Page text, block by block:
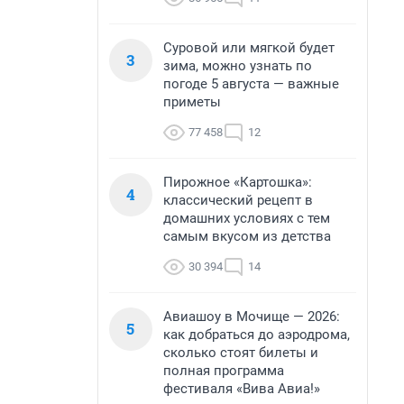
3
Суровой или мягкой будет
зима, можно узнать по
погоде 5 августа — важные
приметы
77 458 12
4
Пирожное «Картошка»:
классический рецепт в
домашних условиях с тем
самым вкусом из детства
30 394 14
5
Авиашоу в Мочище — 2026:
как добраться до аэродрома,
сколько стоят билеты и
полная программа
фестиваля «Вива Авиа!»